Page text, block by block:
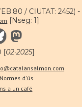
/ CIUTAT: 2452) -
[Nseg: 1]
[02·2025]
d'ús
a un café